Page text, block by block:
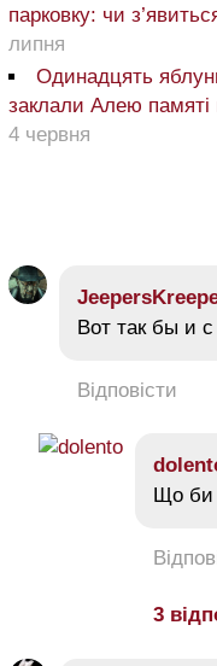
парковку: чи
липня
Одинадцять
заклали Алею
4 червня
Вот так бы и
Відповісти
Що би
3